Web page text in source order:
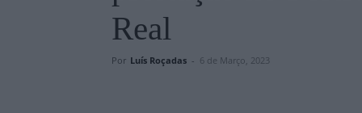
Real
Por Luís Roçadas - 6 de Março, 2023